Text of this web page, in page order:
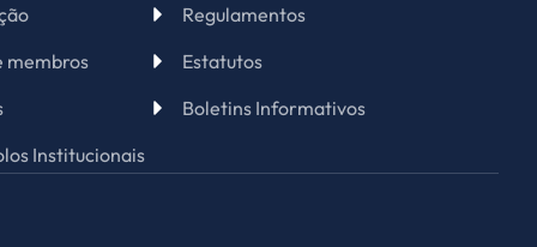
membros
Institucionais
Regulamentos
Estatutos
Boletins Informativos